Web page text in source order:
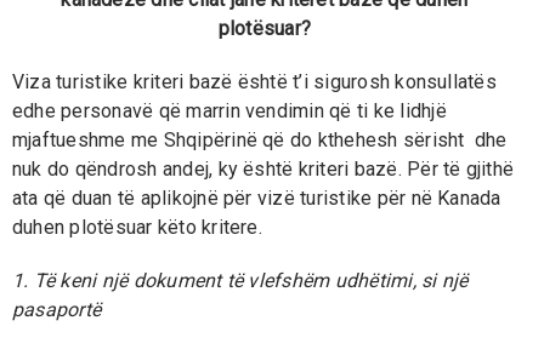
plotësuar?
Viza turistike kriteri bazë është t’i sigurosh konsullatës
edhe personavë që marrin vendimin që ti ke lidhjë
mjaftueshme me Shqipërinë që do kthehesh sërisht dhe
nuk do qëndrosh andej, ky është kriteri bazë. Për të gjithë
ata që duan të aplikojnë për vizë turistike për në Kanada
duhen plotësuar këto kritere.
1. Të keni një dokument të vlefshëm udhëtimi, si një
pasaportë